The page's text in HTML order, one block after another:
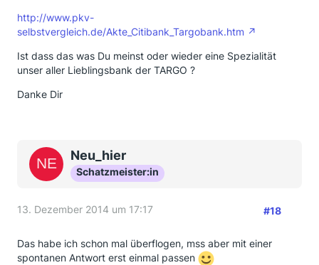
http://www.pkv-
selbstvergleich.de/Akte_Citibank_Targobank.htm
Ist dass das was Du meinst oder wieder eine Spezialität
unser aller Lieblingsbank der TARGO ?
Danke Dir
Neu_hier
Schatzmeister:in
13. Dezember 2014 um 17:17 #18
Das habe ich schon mal überflogen, mss aber mit einer
spontanen Antwort erst einmal passen